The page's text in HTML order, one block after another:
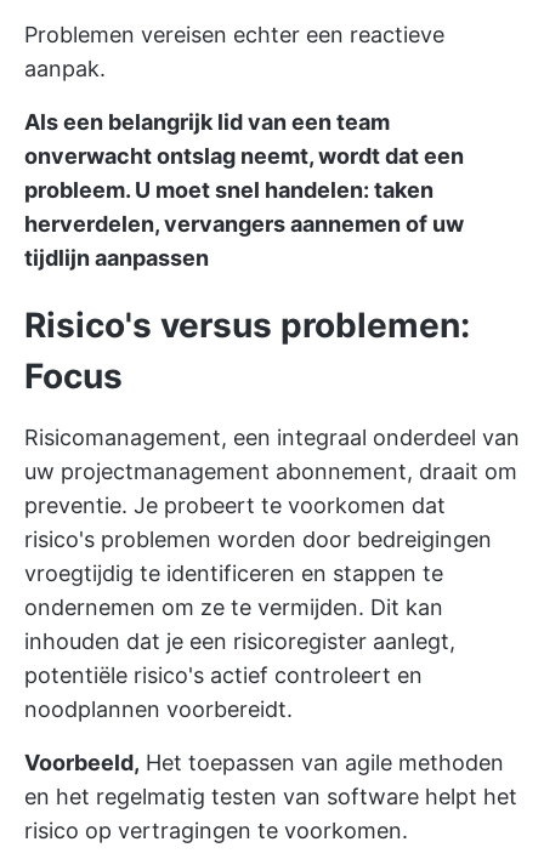
Problemen vereisen echter een reactieve
aanpak.
Als een belangrijk lid van een team
onverwacht ontslag neemt, wordt dat een
probleem. U moet snel handelen: taken
herverdelen, vervangers aannemen of uw
tijdlijn aanpassen
Risico's versus problemen:
Focus
Risicomanagement, een integraal onderdeel van
uw projectmanagement abonnement, draait om
preventie. Je probeert te voorkomen dat
risico's problemen worden door bedreigingen
vroegtijdig te identificeren en stappen te
ondernemen om ze te vermijden. Dit kan
inhouden dat je een risicoregister aanlegt,
potentiële risico's actief controleert en
noodplannen voorbereidt.
Voorbeeld, Het toepassen van agile methoden
en het regelmatig testen van software helpt het
risico op vertragingen te voorkomen.